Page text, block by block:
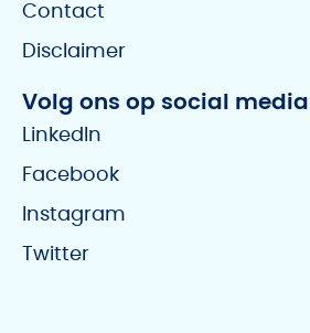
Contact
Disclaimer
Volg ons op social media
LinkedIn
Facebook
Instagram
Twitter